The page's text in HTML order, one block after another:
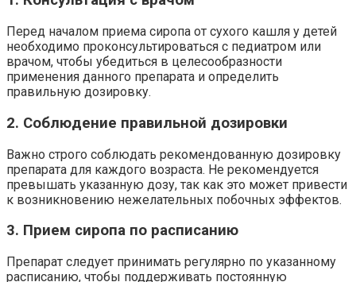
Перед началом приема сиропа от сухого кашля у детей
необходимо проконсультироваться с педиатром или
врачом, чтобы убедиться в целесообразности
применения данного препарата и определить
правильную дозировку.
2. Соблюдение правильной дозировки
Важно строго соблюдать рекомендованную дозировку
препарата для каждого возраста. Не рекомендуется
превышать указанную дозу, так как это может привести
к возникновению нежелательных побочных эффектов.
3. Прием сиропа по расписанию
Препарат следует принимать регулярно по указанному
расписанию, чтобы поддерживать постоянную